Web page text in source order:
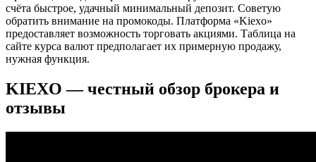
счёта быстрое, удачный минимальный депозит. Советую
обратить внимание на промокоды. Платформа «Kiexo»
предоставляет возможность торговать акциями. Таблица на
сайте курса валют предполагает их примерную продажу,
нужная функция.
KIEXO — честный обзор брокера и
отзывы